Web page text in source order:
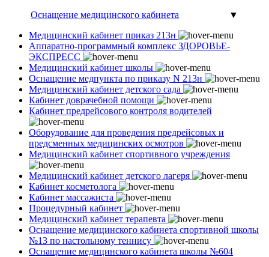
Оснащение медицинского кабинета
▼
Медицинский кабинет приказ 213н
Аппаратно-программный комплекс ЗДОРОВЬЕ-
ЭКСПРЕСС
Медицинский кабинет школы
Оснащение медпункта по приказу N 213н
Медицинский кабинет детского сада
Кабинет доврачебной помощи
Кабинет предрейсового контроля водителей
Оборудование для проведения предрейсовых и
предсменных медицинских осмотров
Медицинский кабинет спортивного учреждения
Медицинский кабинет детского лагеря
Кабинет косметолога
Кабинет массажиста
Процедурный кабинет
Медицинский кабинет терапевта
Оснащение медицинского кабинета спортивной школы
№13 по настольному теннису
Оснащение медицинского кабинета школы №604